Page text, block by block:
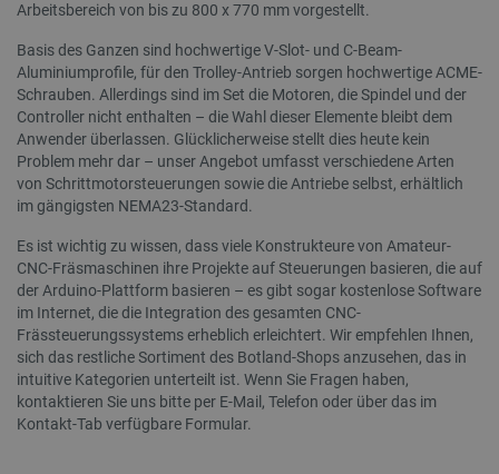
Arbeitsbereich von bis zu 800 x 770 mm vorgestellt.
Basis des Ganzen sind hochwertige V-Slot- und C-Beam-
Aluminiumprofile, für den Trolley-Antrieb sorgen hochwertige ACME-
Schrauben. Allerdings sind im Set die Motoren, die Spindel und der
Controller nicht enthalten – die Wahl dieser Elemente bleibt dem
Anwender überlassen. Glücklicherweise stellt dies heute kein
Problem mehr dar – unser Angebot umfasst verschiedene Arten
von Schrittmotorsteuerungen sowie die Antriebe selbst, erhältlich
im gängigsten NEMA23-Standard.
Es ist wichtig zu wissen, dass viele Konstrukteure von Amateur-
CNC-Fräsmaschinen ihre Projekte auf Steuerungen basieren, die auf
der Arduino-Plattform basieren – es gibt sogar kostenlose Software
im Internet, die die Integration des gesamten CNC-
Frässteuerungssystems erheblich erleichtert. Wir empfehlen Ihnen,
sich das restliche Sortiment des Botland-Shops anzusehen, das in
intuitive Kategorien unterteilt ist. Wenn Sie Fragen haben,
kontaktieren Sie uns bitte per E-Mail, Telefon oder über das im
Kontakt-Tab verfügbare Formular.
critAccountId botland.de
PrestaShop-[abcdef0123456789]{32} .botland.de
Datenschutzerklärung von Google